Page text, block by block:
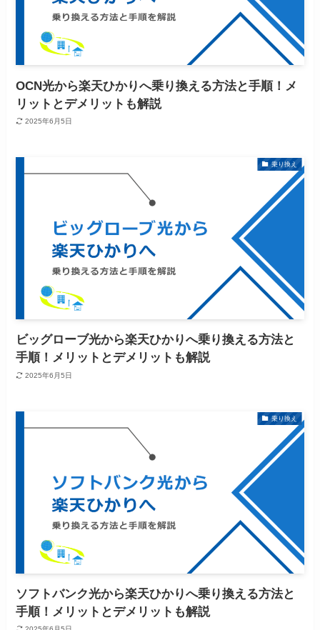
OCN光から楽天ひかりへ乗り換える方法と手順！メ
リットとデメリットも解説
2025年6月5日
乗り換え
ビッグローブ光から楽天ひかりへ乗り換える方法と
手順！メリットとデメリットも解説
2025年6月5日
乗り換え
ソフトバンク光から楽天ひかりへ乗り換える方法と
手順！メリットとデメリットも解説